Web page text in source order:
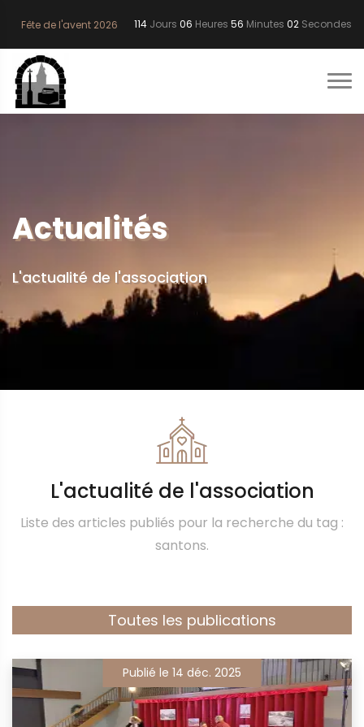
Fête de l'avent 2026 114Jours 06Heures 56Minutes 01 Secondes
Actualités
L'actualité de l'association
L'actualité de l'association
Liste des articles publiés pour la recherche du tag :
santons.
Toutes les publications
Publié le 14 déc. 2025